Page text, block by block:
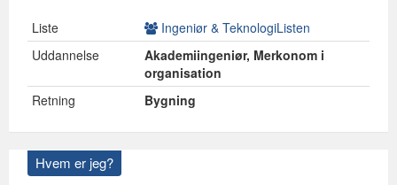
Liste
Ingeniør & TeknologiListen
Uddannelse
Akademiingeniør, Merkonom i
organisation
Retning
Bygning
Hvem er jeg?